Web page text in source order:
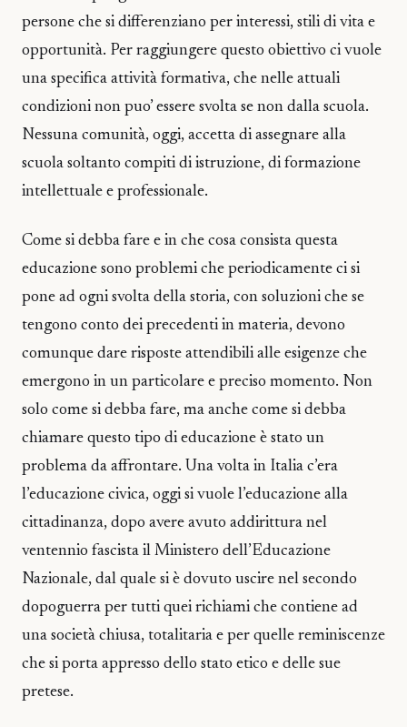
persone che si differenziano per interessi, stili di vita e
opportunità. Per raggiungere questo obiettivo ci vuole
una specifica attività formativa, che nelle attuali
condizioni non puo’ essere svolta se non dalla scuola.
Nessuna comunità, oggi, accetta di assegnare alla
scuola soltanto compiti di istruzione, di formazione
intellettuale e professionale.
Come si debba fare e in che cosa consista questa
educazione sono problemi che periodicamente ci si
pone ad ogni svolta della storia, con soluzioni che se
tengono conto dei precedenti in materia, devono
comunque dare risposte attendibili alle esigenze che
emergono in un particolare e preciso momento. Non
solo come si debba fare, ma anche come si debba
chiamare questo tipo di educazione è stato un
problema da affrontare. Una volta in Italia c’era
l’educazione civica, oggi si vuole l’educazione alla
cittadinanza, dopo avere avuto addirittura nel
ventennio fascista il Ministero dell’Educazione
Nazionale, dal quale si è dovuto uscire nel secondo
dopoguerra per tutti quei richiami che contiene ad
una società chiusa, totalitaria e per quelle reminiscenze
che si porta appresso dello stato etico e delle sue
pretese.